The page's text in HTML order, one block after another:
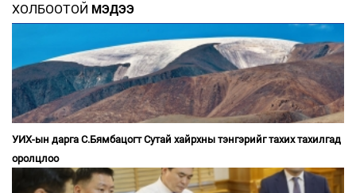
ХОЛБООТОЙ МЭДЭЭ
УИХ-ын дарга С.Бямбацогт Сутай хайрхны тэнгэрийг тахих тахилгад
оролцлоо